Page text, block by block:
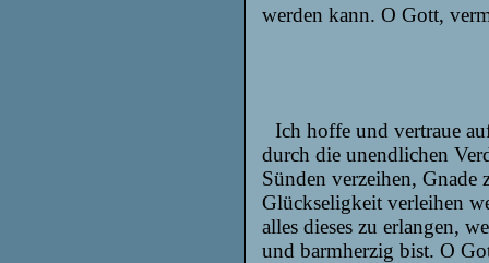
werden kann. O Gott,
Ich hoffe und vertraue
durch die unendlichen
Sünden verzeihen,
Glückseligkeit verleihen
alles dieses zu erlangen,
und barmherzig bist. O